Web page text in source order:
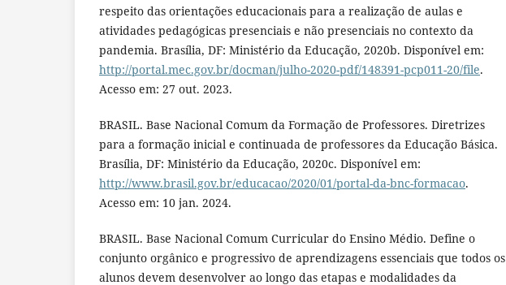
respeito das orientações educacionais para a realização de aulas e
atividades pedagógicas presenciais e não presenciais no contexto da
pandemia. Brasília, DF: Ministério da Educação, 2020b. Disponível em:
http://portal.mec.gov.br/docman/julho-2020-pdf/148391-pcp011-20/file.
Acesso em: 27 out. 2023.
BRASIL. Base Nacional Comum da Formação de Professores. Diretrizes
para a formação inicial e continuada de professores da Educação Básica.
Brasília, DF: Ministério da Educação, 2020c. Disponível em:
http://www.brasil.gov.br/educacao/2020/01/portal-da-bnc-formacao.
Acesso em: 10 jan. 2024.
BRASIL. Base Nacional Comum Curricular do Ensino Médio. Define o
conjunto orgânico e progressivo de aprendizagens essenciais que todos os
alunos devem desenvolver ao longo das etapas e modalidades da